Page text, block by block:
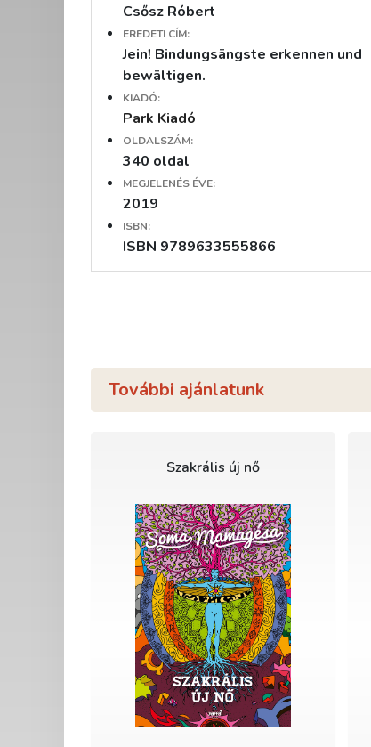
Csősz Róbert
EREDETI CÍM:
Jein! Bindungsängste erkennen und
bewältigen.
KIADÓ:
Park Kiadó
OLDALSZÁM:
340 oldal
MEGJELENÉS ÉVE:
2019
ISBN:
ISBN 9789633555866
További ajánlatunk
Szakrális új nő